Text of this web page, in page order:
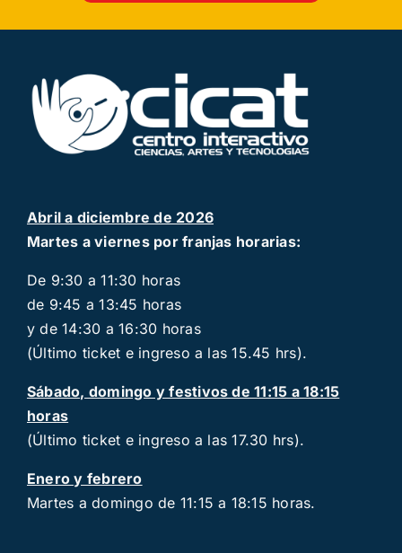
Abril a diciembre de 2026
Martes a viernes por franjas horarias:
De 9:30 a 11:30 horas
de 9:45 a 13:45 horas
y de 14:30 a 16:30 horas
(Último ticket e ingreso a las 15.45 hrs).
Sábado, domingo y festivos de 11:15 a 18:15
horas
(Último ticket e ingreso a las 17.30 hrs).
Enero y febrero
Martes a domingo de 11:15 a 18:15 horas.